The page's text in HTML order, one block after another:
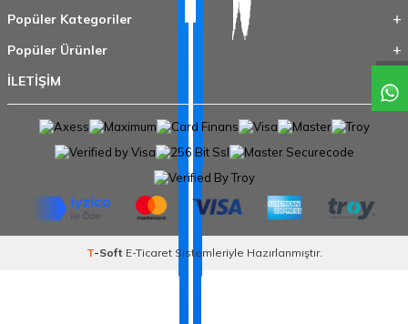
Popüler Kategoriler
Popüler Ürünler
İLETİŞİM
T-Soft E-TicaretSistemleriyle Hazırlanmıştır.